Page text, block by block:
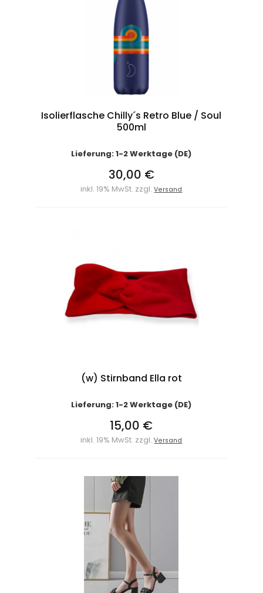
Isolierflasche Chilly´s Retro Blue / Soul
500ml
Lieferung: 1-2 Werktage (DE)
30,00 €
inkl. 19% MwSt. zzgl.Versand
(w) Stirnband Ella rot
Lieferung: 1-2 Werktage (DE)
15,00 €
inkl. 19% MwSt. zzgl.Versand